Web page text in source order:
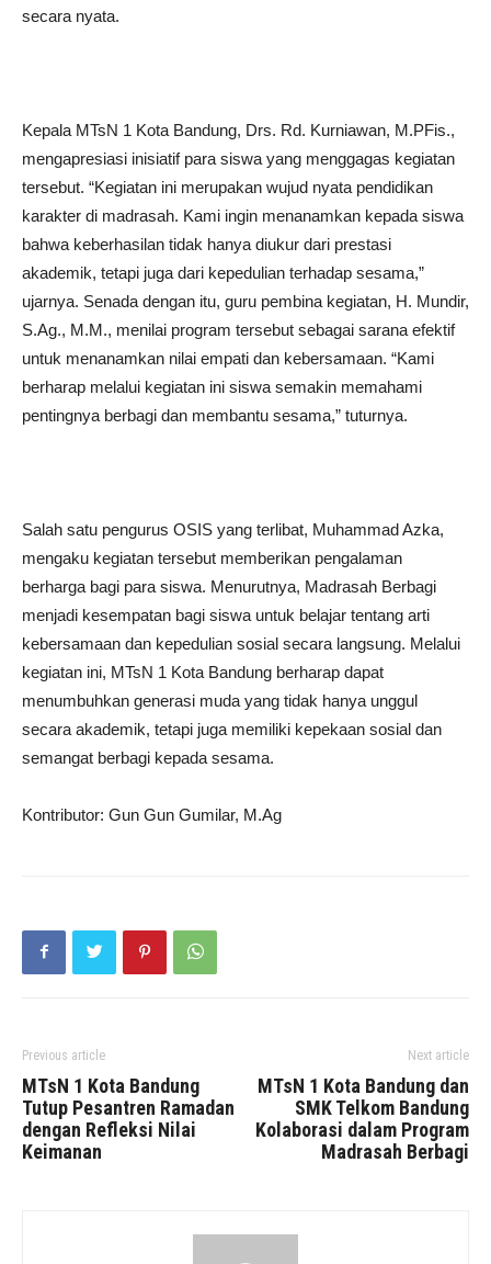
secara nyata.
Kepala MTsN 1 Kota Bandung, Drs. Rd. Kurniawan, M.PFis.,
mengapresiasi inisiatif para siswa yang menggagas kegiatan
tersebut. “Kegiatan ini merupakan wujud nyata pendidikan
karakter di madrasah. Kami ingin menanamkan kepada siswa
bahwa keberhasilan tidak hanya diukur dari prestasi
akademik, tetapi juga dari kepedulian terhadap sesama,”
ujarnya. Senada dengan itu, guru pembina kegiatan, H. Mundir,
S.Ag., M.M., menilai program tersebut sebagai sarana efektif
untuk menanamkan nilai empati dan kebersamaan. “Kami
berharap melalui kegiatan ini siswa semakin memahami
pentingnya berbagi dan membantu sesama,” tuturnya.
Salah satu pengurus OSIS yang terlibat, Muhammad Azka,
mengaku kegiatan tersebut memberikan pengalaman
berharga bagi para siswa. Menurutnya, Madrasah Berbagi
menjadi kesempatan bagi siswa untuk belajar tentang arti
kebersamaan dan kepedulian sosial secara langsung. Melalui
kegiatan ini, MTsN 1 Kota Bandung berharap dapat
menumbuhkan generasi muda yang tidak hanya unggul
secara akademik, tetapi juga memiliki kepekaan sosial dan
semangat berbagi kepada sesama.
Kontributor: Gun Gun Gumilar, M.Ag
Previous article
MTsN 1 Kota Bandung
Tutup Pesantren Ramadan
dengan Refleksi Nilai
Keimanan
Next article
MTsN 1 Kota Bandung dan
SMK Telkom Bandung
Kolaborasi dalam Program
Madrasah Berbagi